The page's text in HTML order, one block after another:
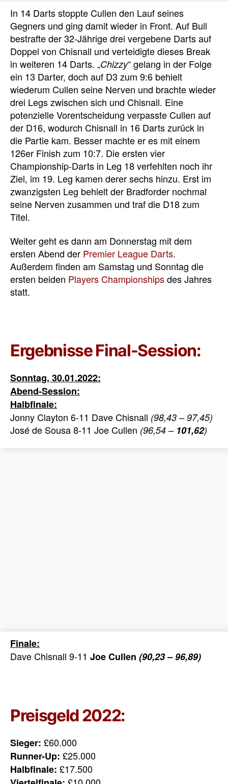
In 14 Darts stoppte Cullen den Lauf seines
Gegners und ging damit wieder in Front. Auf Bull
bestrafte der 32-Jährige drei vergebene Darts auf
Doppel von Chisnall und verteidigte dieses Break
in weiteren 14 Darts. „Chizzy“ gelang in der Folge
ein 13 Darter, doch auf D3 zum 9:6 behielt
wiederum Cullen seine Nerven und brachte wieder
drei Legs zwischen sich und Chisnall. Eine
potenzielle Vorentscheidung verpasste Cullen auf
der D16, wodurch Chisnall in 16 Darts zurück in
die Partie kam. Besser machte er es mit einem
126er Finish zum 10:7. Die ersten vier
Championship-Darts in Leg 18 verfehlten noch ihr
Ziel, im 19. Leg kamen derer sechs hinzu. Erst im
zwanzigsten Leg behielt der Bradforder nochmal
seine Nerven zusammen und traf die D18 zum
Titel.
Weiter geht es dann am Donnerstag mit dem
ersten Abend der Premier League Darts.
Außerdem finden am Samstag und Sonntag die
ersten beiden Players Championshipsdes Jahres
statt.
Ergebnisse Final-Session:
Sonntag, 30.01.2022:
Abend-Session:
Halbfinale:
Jonny Clayton 6-11 Dave Chisnall (98,43 – 97,45)
José de Sousa 8-11 Joe Cullen (96,54 – 101,62)
Finale:
Dave Chisnall 9-11 Joe Cullen (90,23 – 96,89)
Preisgeld 2022:
Sieger: £60.000
Runner-Up: £25.000
Halbfinale: £17.500